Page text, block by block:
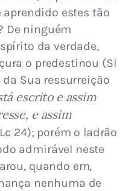
aprendido estes tão
De ninguém
da verdade,
o predestinou (Sl
Sua ressurreição
escrito e assim
e assim
24); porém o ladrão
admirável neste
quando em,
nenhuma de